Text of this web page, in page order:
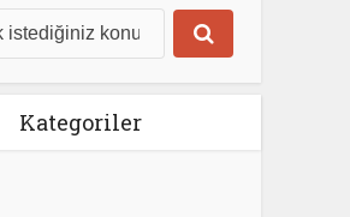
Kategoriler